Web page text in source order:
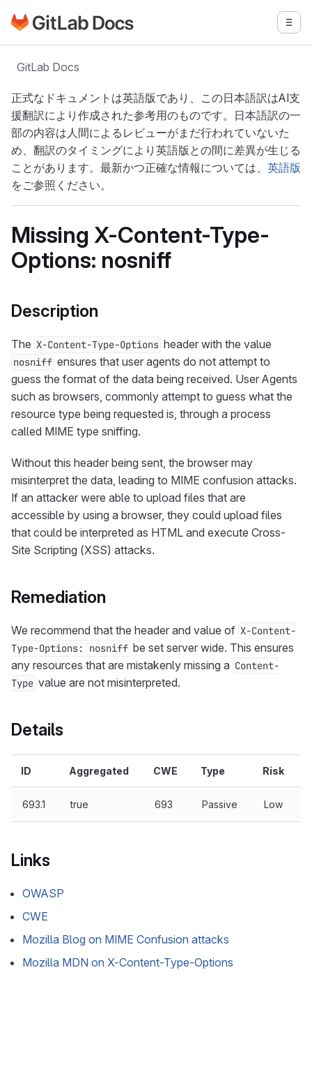
メインコンテンツにスキップ
GitLabドキュメントのホームページに移動 メニ
GitLab Docs
正式なドキュメントは英語版であり、この日本語訳はAI支
援翻訳により作成された参考用のものです。日本語訳の一
部の内容は人間によるレビューがまだ行われていないた
め、翻訳のタイミングにより英語版との間に差異が生じる
ことがあります。最新かつ正確な情報については、 英語版
をご参照ください。
Missing X-Content-Type-
Options: nosniff
Description
The X-Content-Type-Options header with the value
nosniff ensures that user agents do not attempt to
guess the format of the data being received. User Agents
such as browsers, commonly attempt to guess what the
resource type being requested is, through a process
called MIME type sniffing.
Without this header being sent, the browser may
misinterpret the data, leading to MIME confusion attacks.
If an attacker were able to upload files that are
accessible by using a browser, they could upload files
that could be interpreted as HTML and execute Cross-
Site Scripting (XSS) attacks.
Remediation
We recommend that the header and value of X-Content-
Type-Options: nosniff be set server wide. This ensures
any resources that are mistakenly missing a Content-
Type value are not misinterpreted.
Details
ID Aggregated CWE Type Risk
693.1 true 693 Passive Low
Links
OWASP
CWE
Mozilla Blog on MIME Confusion attacks
Mozilla MDN on X-Content-Type-Options